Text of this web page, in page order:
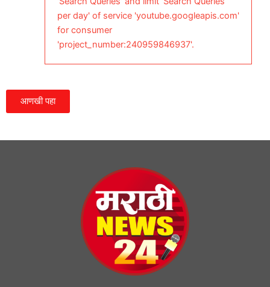
per day' of service 'youtube.googleapis.com'
for consumer
'project_number:240959846937'.
आणखी पहा